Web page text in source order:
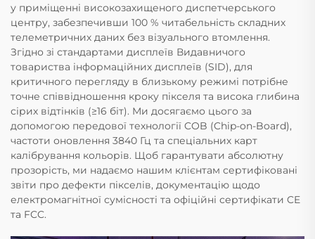
у приміщенні високозахищеного диспетчерського
центру, забезпечивши 100 % читабельність складних
телеметричних даних без візуального втомлення.
Згідно зі стандартами дисплеїв Видавничого
товариства інформаційних дисплеїв (SID), для
критичного перегляду в близькому режимі потрібне
точне співвідношення кроку пікселя та висока глибина
сірих відтінків (≥16 біт). Ми досягаємо цього за
допомогою передової технології COB (Chip-on-Board),
частоти оновлення 3840 Гц та спеціальних карт
калібрування кольорів. Щоб гарантувати абсолютну
прозорість, ми надаємо нашим клієнтам сертифіковані
звіти про дефекти пікселів, документацію щодо
електромагнітної сумісності та офіційні сертифікати CE
та FCC.